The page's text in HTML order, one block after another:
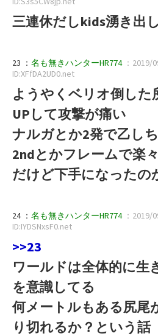
三連休だしkids湧き出
23 ： 名も無きハンターHR774 ：2019/
ID:XFfDA2UD0.net
ようやくベリオ倒した
UPして攻撃が痛い
ナルガとか2発で乙し
2ndとかフレームで楽
だけど下手になったの
24 ： 名も無きハンターHR774 ：2019/
ID:IYDSNxsF0.net
>>23
ワールドは全体的に生
を意識してる
何メートルもある尻尾
り切れるか？という話